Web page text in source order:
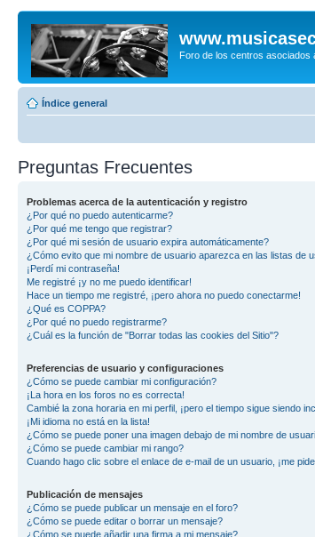
Foro de los centros asociados
Índice general
Preguntas Frecuentes
Problemas acerca de la autenticación y registro
¿Por qué no puedo autenticarme?
¿Por qué me tengo que registrar?
¿Por qué mi sesión de usuario expira automáticamente?
¿Cómo evito que mi nombre de usuario aparezca en las listas de
¡Perdí mi contraseña!
Me registré ¡y no me puedo identificar!
Hace un tiempo me registré, ¡pero ahora no puedo conectarme!
¿Qué es COPPA?
¿Por qué no puedo registrarme?
¿Cuál es la función de "Borrar todas las cookies del Sitio"?
Preferencias de usuario y configuraciones
¿Cómo se puede cambiar mi configuración?
¡La hora en los foros no es correcta!
Cambié la zona horaria en mi perfil, ¡pero el tiempo sigue siendo
¡Mi idioma no está en la lista!
¿Cómo se puede poner una imagen debajo de mi nombre de
¿Cómo se puede cambiar mi rango?
Cuando hago clic sobre el enlace de e-mail de un usuario, ¡me
Publicación de mensajes
¿Cómo se puede publicar un mensaje en el foro?
¿Cómo se puede editar o borrar un mensaje?
¿Cómo se puede añadir una firma a mi mensaje?